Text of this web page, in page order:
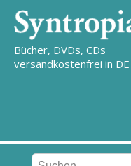
Bücher, DVDs, CDs
versandkostenfrei in DE